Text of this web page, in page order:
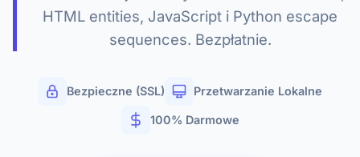
HTML entities, JavaScript i Python escape
sequences. Bezpłatnie.
Bezpieczne (SSL) Przetwarzanie Lokalne
100% Darmowe